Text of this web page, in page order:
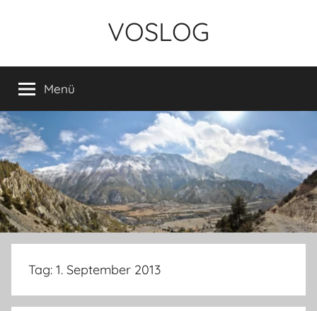
VOSLOG
Menü
Tag: 1. September 2013